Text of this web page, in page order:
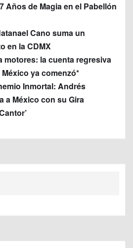
Años de Magia en el Pabellón
Cano suma un
en la CDMX
motores: la cuenta regresiva
ya comenzó*
Inmortal: Andrés
a México con su Gira